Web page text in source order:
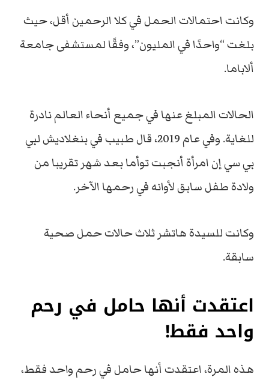
وكانت احتمالات الحمل في كلا الرحمين أقل، حيث
بلغت “واحدًا في المليون”، وفقًا لمستشفى جامعة
ألاباما.
الحالات المبلغ عنها في جميع أنحاء العالم نادرة
للغاية. وفي عام 2019، قال طبيب في بنغلاديش لبي
بي سي إن امرأة أنجبت توأما بعد شهر تقريبا من
ولادة طفل سابق لأوانه في رحمها الآخر.
وكانت للسيدة هاتشر ثلاث حالات حمل صحية
سابقة.
اعتقدت أنها حامل في رحم
واحد فقط!
هذه المرة، اعتقدت أنها حامل في رحم واحد فقط،